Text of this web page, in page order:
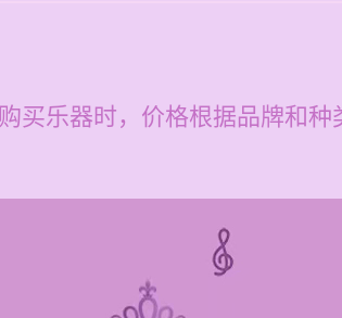
买乐器时，价格根据品牌和种